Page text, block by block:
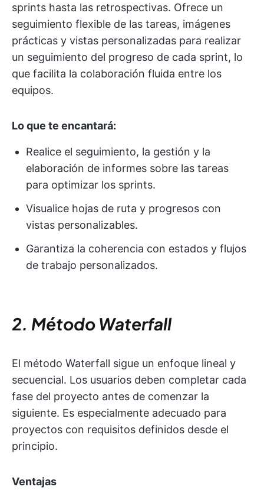
sprints hasta las retrospectivas. Ofrece un
seguimiento flexible de las tareas, imágenes
prácticas y vistas personalizadas para realizar
un seguimiento del progreso de cada sprint, lo
que facilita la colaboración fluida entre los
equipos.
Lo que te encantará:
Realice el seguimiento, la gestión y la
elaboración de informes sobre las tareas
para optimizar los sprints.
Visualice hojas de ruta y progresos con
vistas personalizables.
Garantiza la coherencia con estados y flujos
de trabajo personalizados.
2. Método Waterfall
El método Waterfall sigue un enfoque lineal y
secuencial. Los usuarios deben completar cada
fase del proyecto antes de comenzar la
siguiente. Es especialmente adecuado para
proyectos con requisitos definidos desde el
principio.
Ventajas